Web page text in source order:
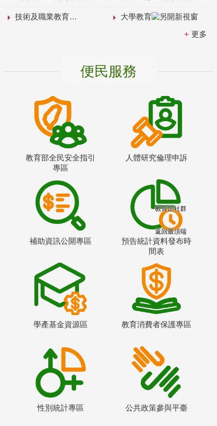
技術及職業教育 大學教育
更多
便民服務
教育部全民安全指引
專區
人體研究倫理申訴
補助資訊公開專區
預告統計資料發布時
間表
學產基金資源區 教育消費者保護專區
性別統計專區 公共政策參與平臺
教育部社群
返回最頂端